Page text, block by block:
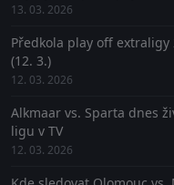
13. 03. 2026
Předkola play off
(12. 3.)
12. 03. 2026
Alkmaar vs. Sparta dnes
ligu v TV
12. 03. 2026